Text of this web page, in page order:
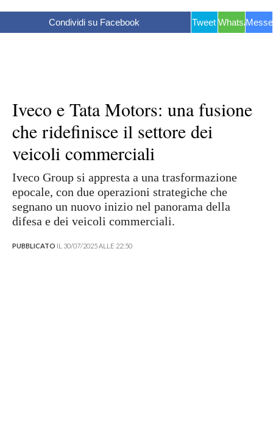
Condividi su Facebook Tweet WhatsApp
Iveco e Tata Motors: una fusione
che ridefinisce il settore dei
veicoli commerciali
Iveco Group si appresta a una trasformazione
epocale, con due operazioni strategiche che
segnano un nuovo inizio nel panorama della
difesa e dei veicoli commerciali.
PUBBLICATO IL 30/07/2025 ALLE 22:50